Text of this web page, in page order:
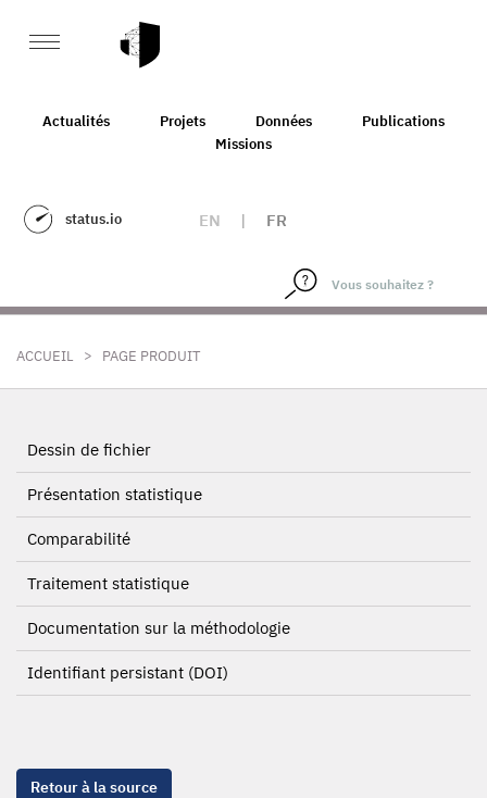
Actualités Projets Données
Publications
Missions
status.io EN | FR
ACCUEIL > PAGE PRODUIT
Dessin de fichier
Présentation statistique
Comparabilité
Traitement statistique
Documentation sur la méthodologie
Identifiant persistant (DOI)
Retour à la source